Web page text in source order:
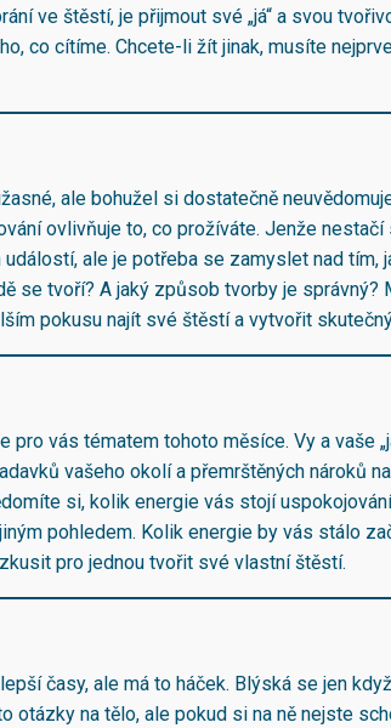
ve štěstí, je přijmout své „já“ a svou
co cítíme. Chcete-li žít jinak, musíte
ale bohužel si dostatečně
ovlivňuje to, co prožíváte. Jenže nestačí
ale je potřeba se zamyslet nad tím,
se tvoří? A jaký způsob tvorby je správný?
pokusu najít své štěstí a vytvořit
pro vás tématem tohoto měsíce. Vy a vaše
vašeho okolí a přemrštěných nároků
si, kolik energie vás stojí
pohledem. Kolik energie by vás stálo
pro jednou tvořit své vlastní štěstí.
časy, ale má to háček. Blýská se jen
otázky na tělo, ale pokud si na ně nejste